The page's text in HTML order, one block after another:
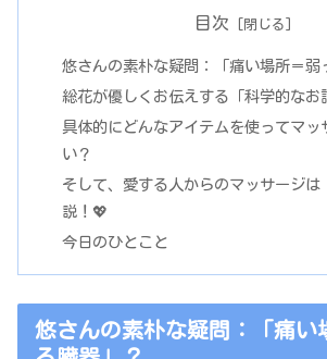
目次
悠さんの素朴な疑問：「痛い場所＝弱
総花が優しくお伝えする「科学的なお
具体的にどんなアイテムを使ってマッ
い？
そして、愛する人からのマッサージは
説！💖
今日のひとこと
悠さんの素朴な疑問：「痛い